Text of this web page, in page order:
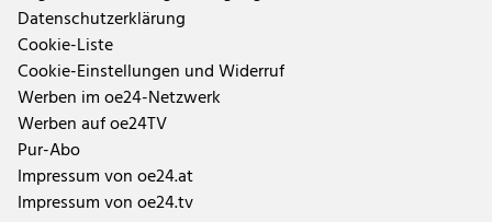
Datenschutzerklärung
Cookie-Liste
Cookie-Einstellungen und Widerruf
Werben im oe24-Netzwerk
Werben auf oe24TV
Pur-Abo
Impressum von oe24.at
Impressum von oe24.tv